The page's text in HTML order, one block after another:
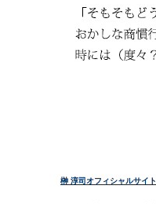
榊 淳司オフィシャルサイト